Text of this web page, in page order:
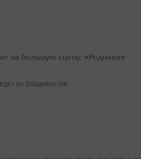
на большую сцену: «Родники»
во Владивосток